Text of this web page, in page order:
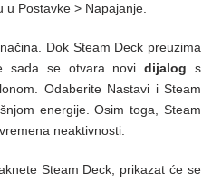
Postavke > Napajanje.
Dok Steam Deck preuzima
sada se otvara novidijalog s
Odaberite Nastavi i Steam
energije. Osim toga, Steam
neaktivnosti.
Steam Deck, prikazat će se